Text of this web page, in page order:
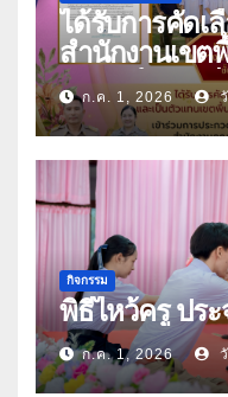
ได้รับการคัดเ
สำนักงานเขต
มัธยมศึกษาศรี
ก.ค. 1, 2026 วั
กิจกรรม
พิธีไหว้ครู ปร
ก.ค. 1, 2026